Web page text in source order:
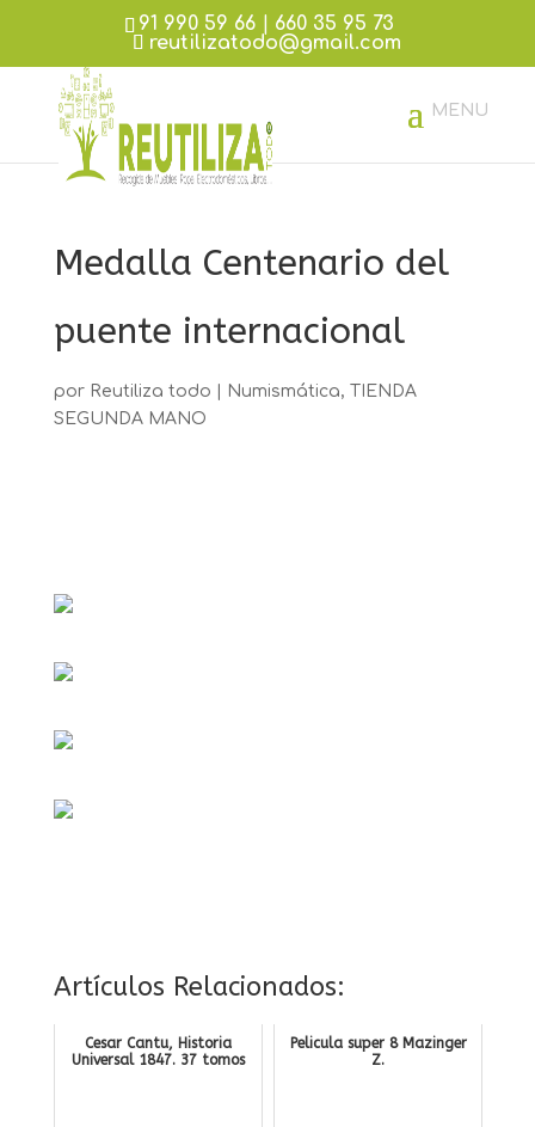
91 990 59 66
660 35 95 73
reutilizatodo@gmail.com
Medalla Centenario del
puente internacional
por Reutiliza todo Numismática, TIENDA
SEGUNDA MANO
Artículos Relacionados:
Cesar Cantu, Historia
Universal 1847. 37 tomos
Pelicula super 8 Mazinger
Z.